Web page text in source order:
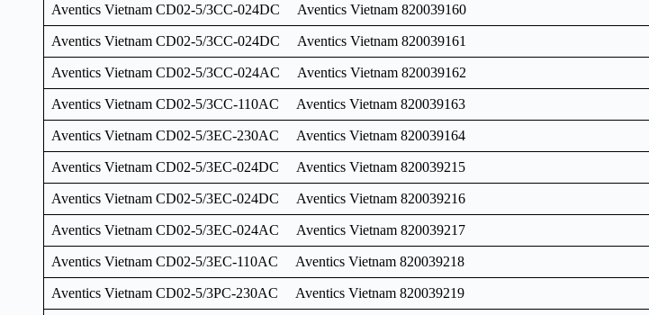
Aventics Vietnam CD02-5/3CC-024DC Aventics Vietnam 820039160
Aventics Vietnam CD02-5/3CC-024DC Aventics Vietnam 820039161
Aventics Vietnam CD02-5/3CC-024AC Aventics Vietnam 820039162
Aventics Vietnam CD02-5/3CC-110AC Aventics Vietnam 820039163
Aventics Vietnam CD02-5/3EC-230AC Aventics Vietnam 820039164
Aventics Vietnam CD02-5/3EC-024DC Aventics Vietnam 820039215
Aventics Vietnam CD02-5/3EC-024DC Aventics Vietnam 820039216
Aventics Vietnam CD02-5/3EC-024AC Aventics Vietnam 820039217
Aventics Vietnam CD02-5/3EC-110AC Aventics Vietnam 820039218
Aventics Vietnam CD02-5/3PC-230AC Aventics Vietnam 820039219